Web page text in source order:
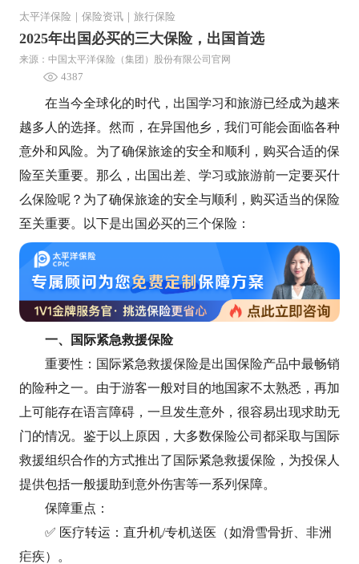
太平洋保险 保险资讯 旅行保险
2025年出国必买的三大保险，出国首选
来源：中国太平洋保险（集团）股份有限公司官网
4387
在当今全球化的时代，出国学习和旅游已经成为越来
越多人的选择。然而，在异国他乡，我们可能会面临各种
意外和风险。为了确保旅途的安全和顺利，购买合适的保
险至关重要。那么，出国出差、学习或旅游前一定要买什
么保险呢？为了确保旅途的安全与顺利，购买适当的保险
至关重要。以下是出国必买的三个保险：
一、国际紧急救援保险
重要性：国际紧急救援保险是出国保险产品中最畅销
的险种之一。由于游客一般对目的地国家不太熟悉，再加
上可能存在语言障碍，一旦发生意外，很容易出现求助无
门的情况。鉴于以上原因，大多数保险公司都采取与国际
救援组织合作的方式推出了国际紧急救援保险，为投保人
提供包括一般援助到意外伤害等一系列保障。
保障重点‌：
✅ ‌医疗转运‌：直升机/专机送医（如滑雪骨折、非洲
疟疾）。